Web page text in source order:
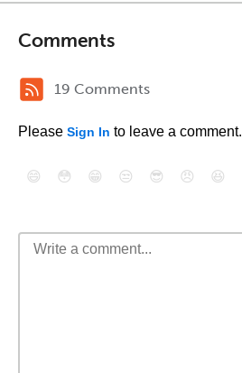
Comments
19 Comments
Please Sign In to leave a comment.
😄 😳 😁 😒 😎 😠 😆